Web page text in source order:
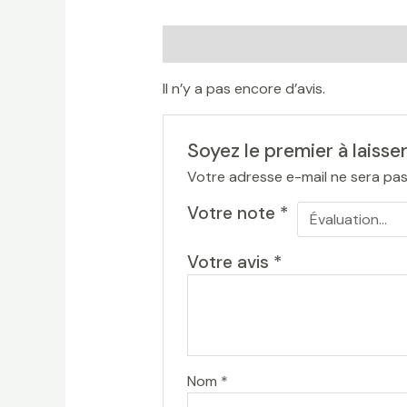
Il n’y a pas encore d’avis.
Soyez le premier à
Votre adresse e-mail ne sera
Votre note *
Votre avis *
Nom *